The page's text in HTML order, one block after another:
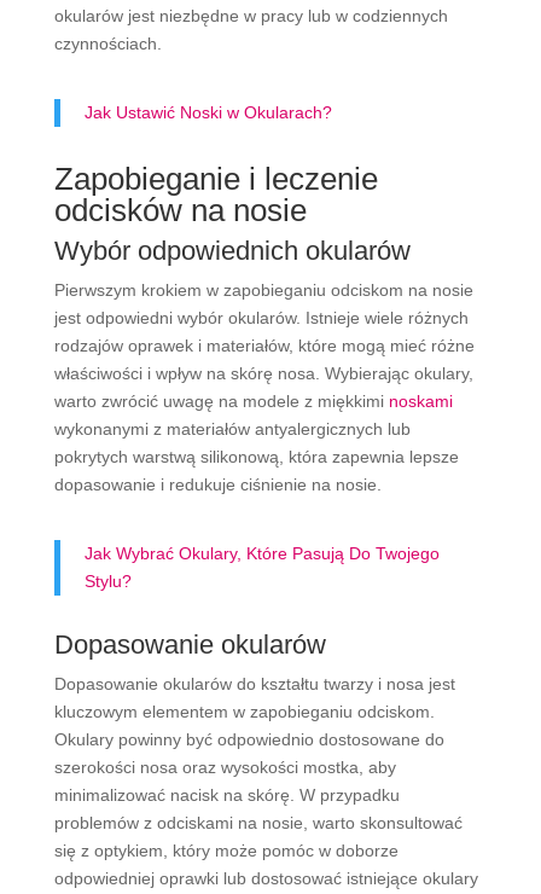
okularów jest niezbędne w pracy lub w codziennych
czynnościach.
Jak Ustawić Noski w Okularach?
Zapobieganie i leczenie
odcisków na nosie
Wybór odpowiednich okularów
Pierwszym krokiem w zapobieganiu odciskom na nosie
jest odpowiedni wybór okularów. Istnieje wiele różnych
rodzajów oprawek i materiałów, które mogą mieć różne
właściwości i wpływ na skórę nosa. Wybierając okulary,
warto zwrócić uwagę na modele z miękkimi noskami
wykonanymi z materiałów antyalergicznych lub
pokrytych warstwą silikonową, która zapewnia lepsze
dopasowanie i redukuje ciśnienie na nosie.
Jak Wybrać Okulary, Które Pasują Do Twojego
Stylu?
Dopasowanie okularów
Dopasowanie okularów do kształtu twarzy i nosa jest
kluczowym elementem w zapobieganiu odciskom.
Okulary powinny być odpowiednio dostosowane do
szerokości nosa oraz wysokości mostka, aby
minimalizować nacisk na skórę. W przypadku
problemów z odciskami na nosie, warto skonsultować
się z optykiem, który może pomóc w doborze
odpowiedniej oprawki lub dostosować istniejące okulary